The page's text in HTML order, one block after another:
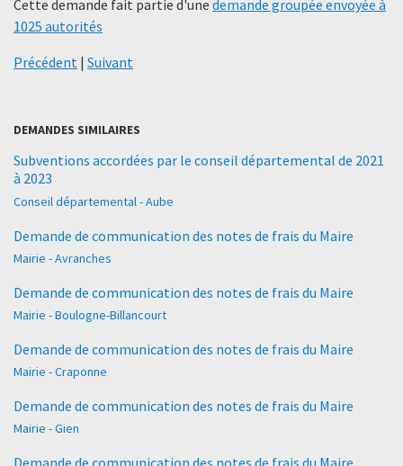
Cette demande fait partie d'une demande groupée envoyée à
1025 autorités
Précédent | Suivant
DEMANDES SIMILAIRES
Subventions accordées par le conseil départemental de 2021
à 2023
Conseil départemental - Aube
Demande de communication des notes de frais du Maire
Mairie - Avranches
Demande de communication des notes de frais du Maire
Mairie - Boulogne-Billancourt
Demande de communication des notes de frais du Maire
Mairie - Craponne
Demande de communication des notes de frais du Maire
Mairie - Gien